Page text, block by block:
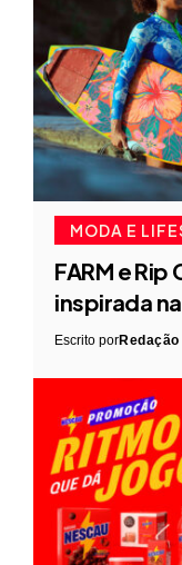
MODA E
FARM e
inspirada
Escrito porRedação